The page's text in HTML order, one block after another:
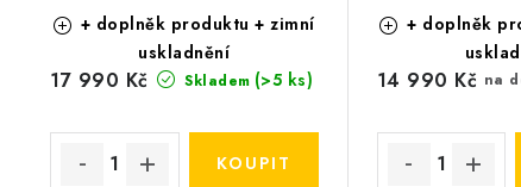
+ doplněk produktu + zimní
uskladnění
Skladem (>5 ks)
17 990 Kč
+ doplněk
na
14 990 Kč